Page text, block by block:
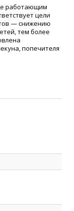
работающим
цели
— снижению
тем более
попечителя